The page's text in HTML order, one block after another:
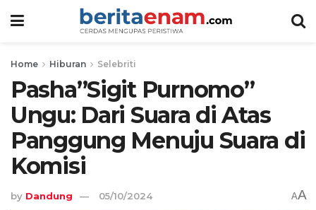
Home Hiburan Selebriti
Pasha”Sigit Purnomo”
Ungu: Dari Suara di Atas
Panggung Menuju Suara di
Komisi
by Dandung 05/10/2024 AA